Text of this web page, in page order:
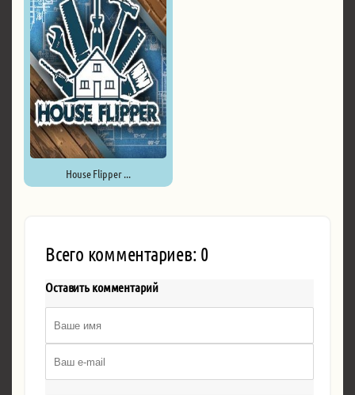
House Flipper ...
Всего комментариев: 0
Оставить комментарий